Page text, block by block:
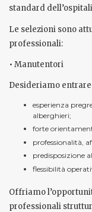
standard
Le selezioni sono
professionali:
• Manutentori
Desideriamo
esperienza
alberghieri;
forte
professionalità,
predisposizione
flessibilità
Offriamo
professionali